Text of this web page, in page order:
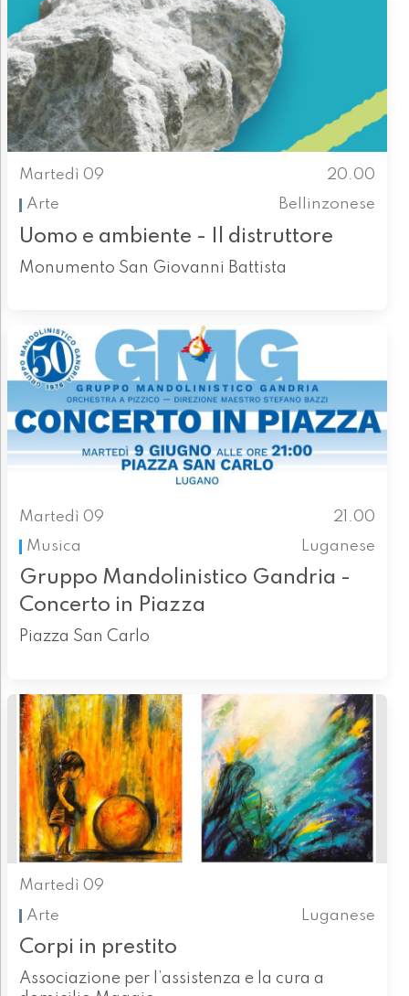
Martedì 09
20.00
Arte
Bellinzonese
Uomo e ambiente - Il distruttore
Monumento San Giovanni Battista
Martedì 09
21.00
Musica
Luganese
Gruppo Mandolinistico Gandria -
Concerto in Piazza
Piazza San Carlo
Martedì 09
Arte
Luganese
Corpi in prestito
Associazione per l’assistenza e la cura a